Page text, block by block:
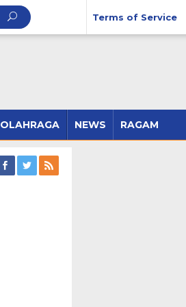
Terms of Service
OLAHRAGA NEWS RAGAM